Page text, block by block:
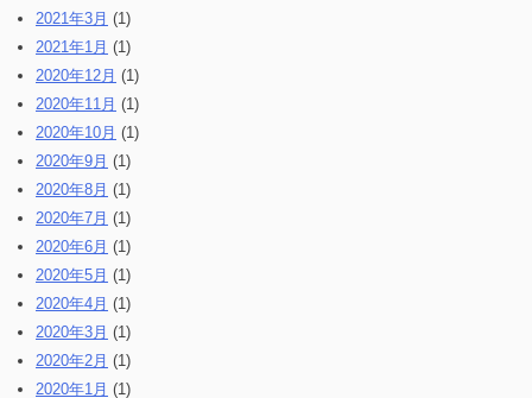
2021年3月 (1)
2021年1月 (1)
2020年12月 (1)
2020年11月 (1)
2020年10月 (1)
2020年9月 (1)
2020年8月 (1)
2020年7月 (1)
2020年6月 (1)
2020年5月 (1)
2020年4月 (1)
2020年3月 (1)
2020年2月 (1)
2020年1月 (1)